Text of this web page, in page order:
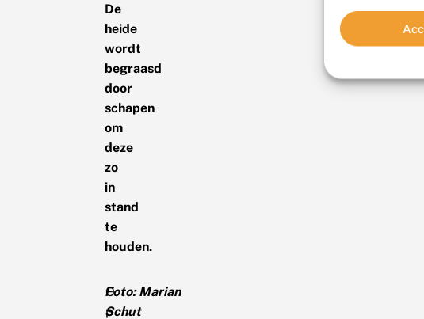
De
heide
wordt
begraasd
door
schapen
om
deze
zo
in
stand
te
houden.
O
p
Foto: Marian
Schut